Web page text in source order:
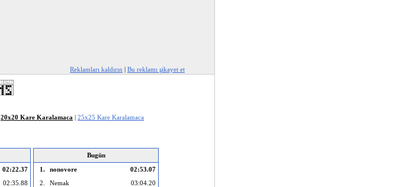
Reklamları kaldırın | Bu reklamı şikayet et
20x20 Kare Karalamaca | 25x25 Kare Karalamaca
02:22.37
02:35.88
Bugün
1.
nonovore
02:53.07
2.
Nemak
03:04.20